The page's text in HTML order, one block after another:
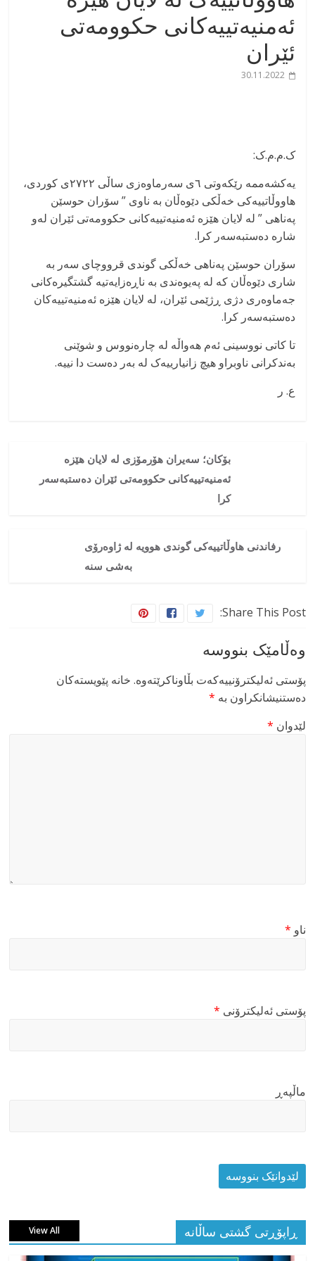
ئەمنیەتییەکانی حکوومەتی
ئێران
30.11.2022
ک.م.م.ک:
یەکشەممە رێکەوتی ٦ی سەرماوەزی ساڵی ٢٧٢٢ی کوردی،
هاووڵاتییەکی خەڵکی دێوەڵان بە ناوی ” سۆران حوسێن
پەناهی ” لە لایان هێزە ئەمنیەتییەکانی حکوومەتی ئێران لەو
شارە دەستبەسەر کرا.
سۆران حوسێن پەناهی خەڵکی گوندی قرووچای سەر بە
شاری دێوەڵان کە لە پەیوەندی بە ناڕەزایەتیە گشتگیرەکانی
جەماوەری دژی ڕژێمی ئێران، لە لایان هێزە ئەمنیەتییەکان
دەستبەسەر کرا.
تا کاتی نووسینی ئەم هەواڵە لە چارەنووس و شوێنی
بەندکرانی ناوبراو هیچ زانیارییەک لە بەر دەست دا نییە.
ع. ر
بۆکان؛ سەیران هۆرمۆزی لە لایان هێزە
ئەمنیەتییەکانی حکوومەتی ئێران دەستبەسەر
کرا
رفاندنی هاوڵاتییەکی گوندی هوویە لە ژاوەرۆی
بەشی سنە
Share This Post:
وەڵامێک بنووسە
پۆستی ئەلیکترۆنییەکەت بڵاوناکرێتەوە. خانە پێویستەکان
دەستنیشانکراون بە *
لێدوان *
ناو *
پۆستی ئەلیکترۆنی *
ماڵپه‌ڕ
ڕاپۆڕتی گشتی ساڵانه View All